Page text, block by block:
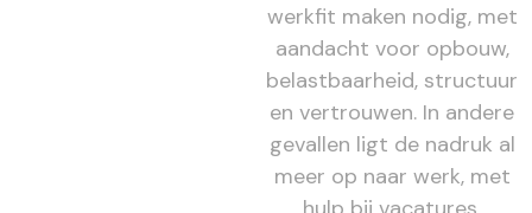
werkfit maken nodig, met
aandacht voor opbouw,
belastbaarheid, structuur
en vertrouwen. In andere
gevallen ligt de nadruk al
meer op naar werk, met